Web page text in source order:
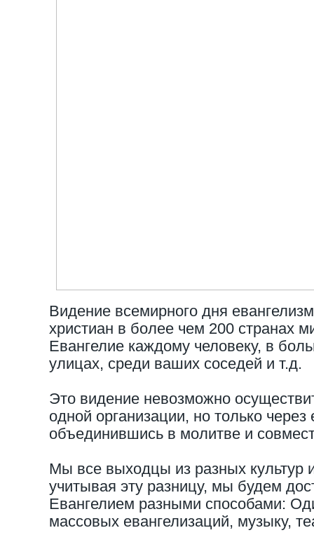
Видение всемирного дня
христиан в более чем 200 странах
Евангелие каждому человеку, в
улицах, среди ваших соседей и т.д.
Это видение невозможно
одной организации, но только
объединившись в молитве и
Мы все выходцы из разных культур
учитывая эту разницу, мы будем
Евангелием разными способами:
массовых евангелизаций, музыку,